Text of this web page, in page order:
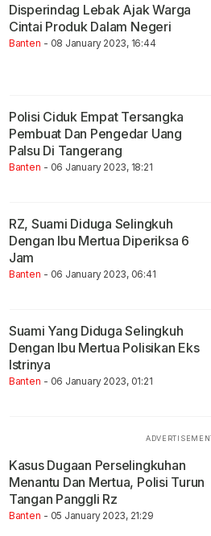
Disperindag Lebak Ajak Warga
Cintai Produk Dalam Negeri
Banten - 08 January 2023, 16:44
Polisi Ciduk Empat Tersangka
Pembuat Dan Pengedar Uang
Palsu Di Tangerang
Banten - 06 January 2023, 18:21
RZ, Suami Diduga Selingkuh
Dengan Ibu Mertua Diperiksa 6
Jam
Banten - 06 January 2023, 06:41
Suami Yang Diduga Selingkuh
Dengan Ibu Mertua Polisikan Eks
Istrinya
Banten - 06 January 2023, 01:21
Kasus Dugaan Perselingkuhan
Menantu Dan Mertua, Polisi Turun
Tangan Panggli Rz
Banten - 05 January 2023, 21:29